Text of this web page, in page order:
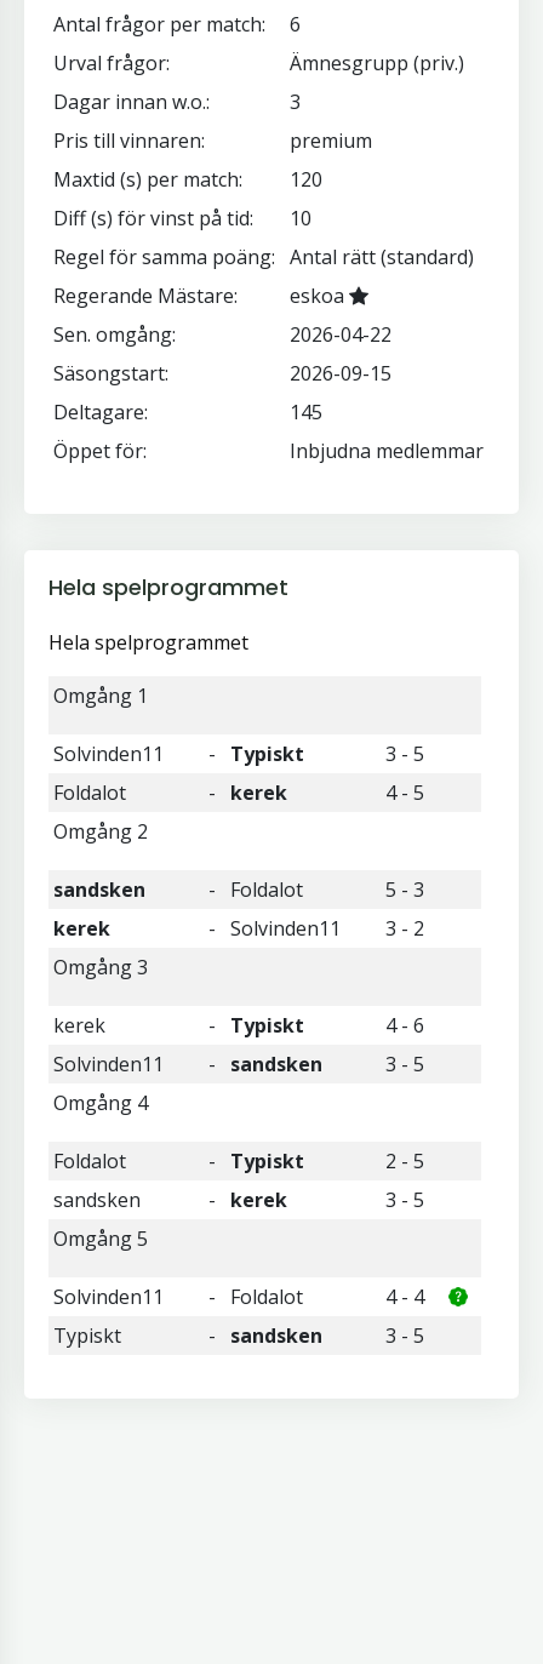
Antal frågor per match:
6
Urval frågor:
Ämnesgrupp (priv.)
Dagar innan w.o.:
3
Pris till vinnaren:
premium
Maxtid (s) per match:
120
Diff (s) för vinst på tid:
10
Regel för samma poäng: Antal rätt (standard)
Regerande Mästare:
eskoa
Sen. omgång:
2026-04-22
Säsongstart:
2026-09-15
Deltagare:
145
Öppet för:
Inbjudna medlemmar
Hela spelprogrammet
Hela spelprogrammet
Omgång 1
Solvinden11 - Typiskt
3 - 5
Foldalot
- kerek
4 - 5
Omgång 2
sandsken - Foldalot
5 - 3
kerek
- Solvinden11
3 - 2
Omgång 3
kerek - Typiskt
4 - 6
Solvinden11
- sandsken
3 - 5
Omgång 4
Foldalot - Typiskt
2 - 5
sandsken
- kerek
3 - 5
Omgång 5
Solvinden11 - Foldalot
4 - 4
Typiskt
- sandsken 3 - 5